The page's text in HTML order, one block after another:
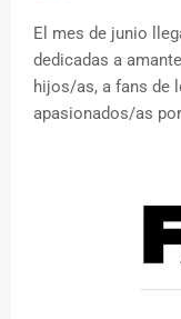
El mes de junio
dedicadas a
hijos/as, a fans de
apasionados/as